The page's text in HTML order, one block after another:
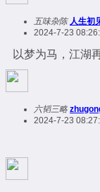
五味杂陈 人生初
2024-7-23
以梦为马，江湖
六韬三略
2024-7-23